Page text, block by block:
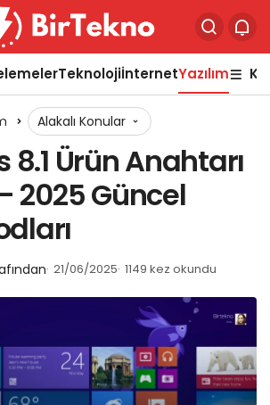
TeknolojiİnternetYazılım
Alakalı Konular
Ürün Anahtarı
2025 Güncel
21/06/2025 1149 kez okundu